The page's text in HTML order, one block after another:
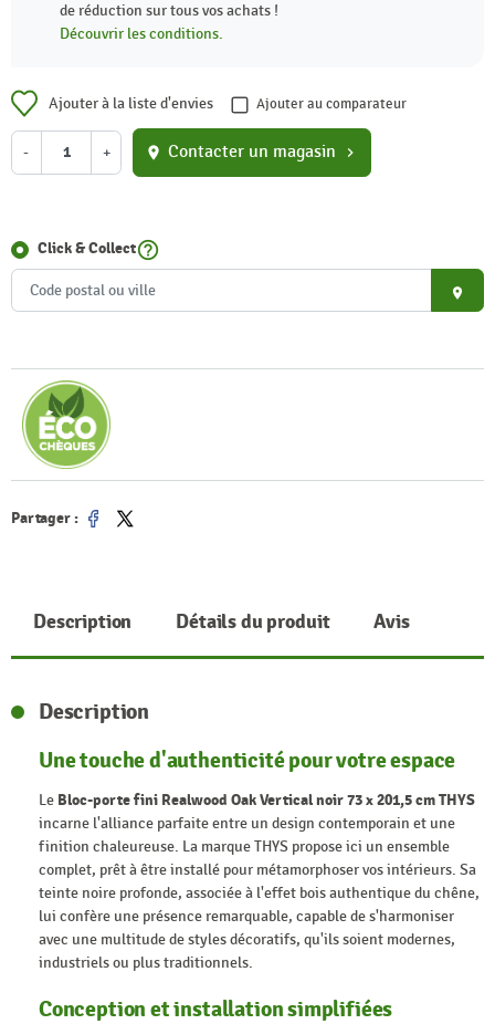
de réduction sur tous vos achats !
Découvrir les conditions.
Ajouter à la liste d'envies Ajouter au comparateur
- + location_on Contacter un magasin chevron_right
Click & Collecthelp_outline
place
Partager :
Partager
Tweet
Description Détails du produit Avis
Description
Une touche d'authenticité pour votre espace
Le Bloc-porte fini Realwood Oak Vertical noir 73 x 201,5 cm THYS
incarne l'alliance parfaite entre un design contemporain et une
finition chaleureuse. La marque THYS propose ici un ensemble
complet, prêt à être installé pour métamorphoser vos intérieurs. Sa
teinte noire profonde, associée à l'effet bois authentique du chêne,
lui confère une présence remarquable, capable de s'harmoniser
avec une multitude de styles décoratifs, qu'ils soient modernes,
industriels ou plus traditionnels.
Conception et installation simplifiées